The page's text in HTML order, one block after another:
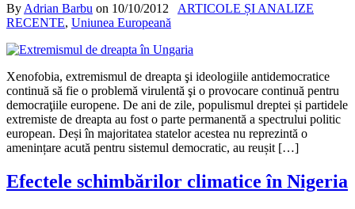
By Adrian Barbu on 10/10/2012
ARTICOLE ȘI ANALIZE
RECENTE, Uniunea Europeană
Xenofobia, extremismul de dreapta şi ideologiile antidemocratice
continuă să fie o problemă virulentă şi o provocare continuă pentru
democraţiile europene. De ani de zile, populismul dreptei și partidele
extremiste de dreapta au fost o parte permanentă a spectrului politic
european. Deși în majoritatea statelor acestea nu reprezintă o
amenințare acută pentru sistemul democratic, au reușit […]
Efectele schimbărilor climatice în Nigeria